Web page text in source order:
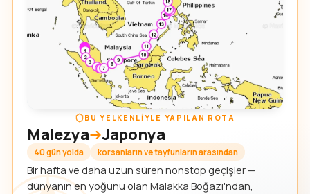
BU YELKENLIYLE YAPILAN ROTA
Malezya Japonya
40 gün yolda korsanların ve tayfunların arasından
Bir hafta ve daha uzun süren nonstop geçişler —
dünyanın en yoğunu olan Malakka Boğazı'ndan,